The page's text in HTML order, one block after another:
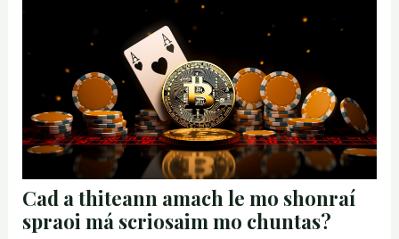
Cad a thiteann amach le mo shonraí
spraoi má scriosaim mo chuntas?